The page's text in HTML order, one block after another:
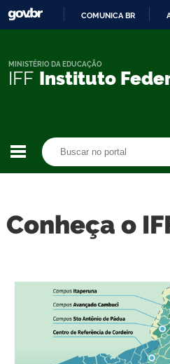
COMUNICA BR
IFF Instituto
MINISTÉRIO DA EDUCAÇÃO
Conheça o